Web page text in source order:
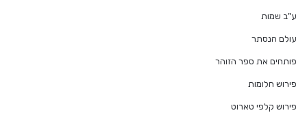
ע"ב שמות
עולם הנסתר
פותחים את ספר הזוהר
פירוש חלומות
פירוש קלפי טארוט